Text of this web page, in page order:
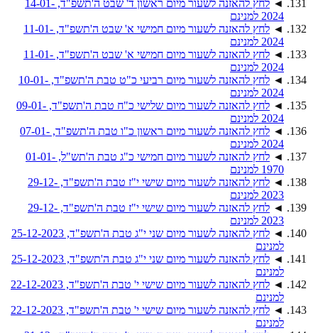
◄
לחץ להאזנה לשעור מיום ראשון ד' שבט ה'תשפ"ד, 14-01-
2024 למנינם
◄
לחץ להאזנה לשעור מיום חמישי א' שבט ה'תשפ"ד, 11-01-
2024 למנינם
◄
לחץ להאזנה לשעור מיום חמישי א' שבט ה'תשפ"ד, 11-01-
2024 למנינם
◄
לחץ להאזנה לשעור מיום רביעי כ"ט טבת ה'תשפ"ד, 10-01-
2024 למנינם
◄
לחץ להאזנה לשעור מיום שלישי כ"ח טבת ה'תשפ"ד, 09-01-
2024 למנינם
◄
לחץ להאזנה לשעור מיום ראשון כ"ו טבת ה'תשפ"ד, 07-01-
2024 למנינם
◄
לחץ להאזנה לשעור מיום חמישי כ"ג טבת ה'תש"ל, 01-01-
1970 למנינם
◄
לחץ להאזנה לשעור מיום שישי י"ז טבת ה'תשפ"ד, 29-12-
2023 למנינם
◄
לחץ להאזנה לשעור מיום שישי י"ז טבת ה'תשפ"ד, 29-12-
2023 למנינם
◄
לחץ להאזנה לשעור מיום שני י"ג טבת ה'תשפ"ד, 25-12-2023
למנינם
◄
לחץ להאזנה לשעור מיום שני י"ג טבת ה'תשפ"ד, 25-12-2023
למנינם
◄
לחץ להאזנה לשעור מיום שישי י' טבת ה'תשפ"ד, 22-12-2023
למנינם
◄
לחץ להאזנה לשעור מיום שישי י' טבת ה'תשפ"ד, 22-12-2023
למנינם